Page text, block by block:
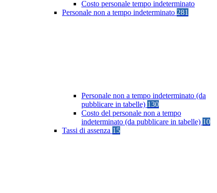
Costo personale tempo indeterminato
Personale non a tempo indeterminato 281
Personale non a tempo indeterminato (da
pubblicare in tabelle) 130
Costo del personale non a tempo
indeterminato (da pubblicare in tabelle) 10
Tassi di assenza 15